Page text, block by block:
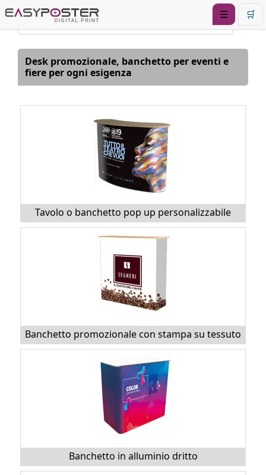
☰ 🛒
Desk promozionale, banchetto per eventi e
fiere per ogni esigenza
Tavolo o banchetto pop up personalizzabile
Banchetto promozionale con stampa su tessuto
Banchetto in alluminio dritto